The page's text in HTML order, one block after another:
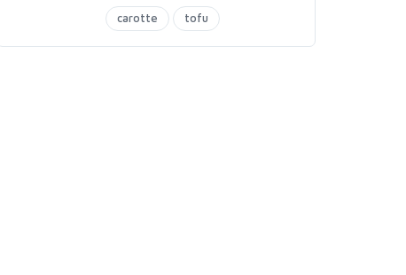
carotte
tofu